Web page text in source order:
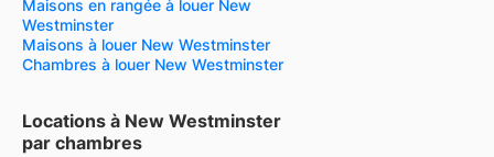
Maisons en rangée à louer New
Westminster
Maisons à louer New Westminster
Chambres à louer New Westminster
Locations à New Westminster
par chambres